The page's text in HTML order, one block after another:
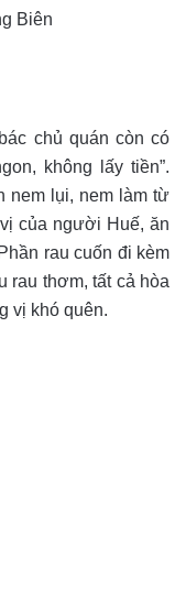
Biên
chủ quán còn có
không lấy tiền”.
nem lụi, nem làm từ
của người Huế, ăn
rau cuốn đi kèm
rau thơm, tất cả hòa
vị khó quên.